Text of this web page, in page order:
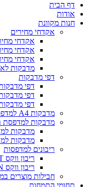
דף הבית
אודות
חנות מקוונת
אקדחי מחירים
אקדחי
אקדחי
אקדחי
מדבקות
דפי מדבקות
דפי
דפי
דפי
מדבקות A4 למדפסת
מדבקות למדפסת
מדבקות
מדבקות
ריבונים למדפסות
ריבון ווקס WAX OUT
ריבון ווקס WAX IN
חבילות מוצרים
תחומי התמחות